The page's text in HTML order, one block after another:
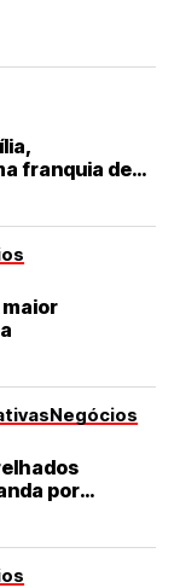
franquia de
no RN
Negócios
por